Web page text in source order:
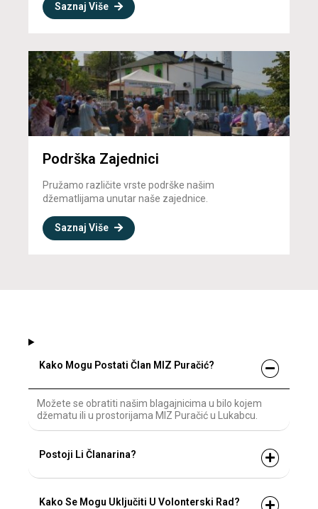
Saznaj Više
Podrška Zajednici
Pružamo različite vrste podrške našim
džematlijama unutar naše zajednice.
Saznaj Više
Kako Mogu Postati Član MIZ Puračić?
Možete se obratiti našim blagajnicima u bilo kojem
džematu ili u prostorijama MIZ Puračić u Lukabcu.
Postoji Li Članarina?
Kako Se Mogu Uključiti U Volonterski Rad?